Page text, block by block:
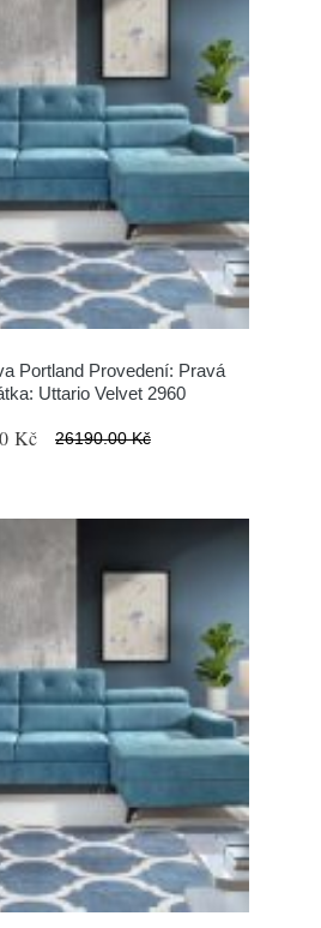
Portland Provedení: Pravá
Uttario Velvet 2960
Kč 26190.00 Kč